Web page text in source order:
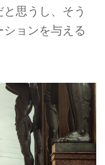
思うし、そう
ョンを与える